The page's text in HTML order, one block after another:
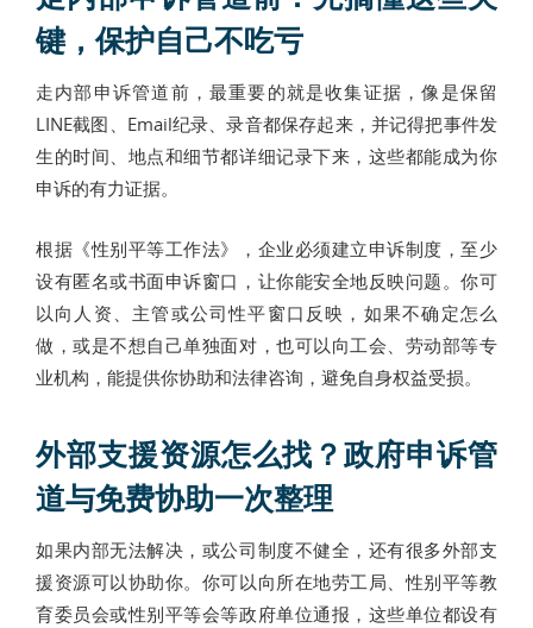
键，保护自己不吃亏
走内部申诉管道前，最重要的就是收集证据，像是保留
LINE截图、Email纪录、录音都保存起来，并记得把事件发
生的时间、地点和细节都详细记录下来，这些都能成为你
申诉的有力证据。
根据《性别平等工作法》，企业必须建立申诉制度，至少
设有匿名或书面申诉窗口，让你能安全地反映问题。你可
以向人资、主管或公司性平窗口反映，如果不确定怎么
做，或是不想自己单独面对，也可以向工会、劳动部等专
业机构，能提供你协助和法律咨询，避免自身权益受损。
外部支援资源怎么找？政府申诉管
道与免费协助一次整理
如果内部无法解决，或公司制度不健全，还有很多外部支
援资源可以协助你。你可以向所在地劳工局、性别平等教
育委员会或性别平等会等政府单位通报，这些单位都设有